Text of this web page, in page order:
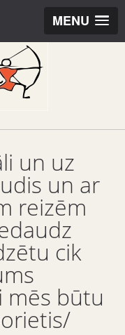
MENU
un uz
un ar
reizēm
cik
mēs būtu